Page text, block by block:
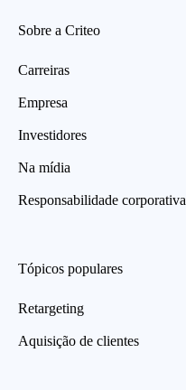
Sobre a Criteo
Carreiras
Empresa
Investidores
Na mídia
Responsabilidade corporativa
Tópicos populares
Retargeting
Aquisição de clientes